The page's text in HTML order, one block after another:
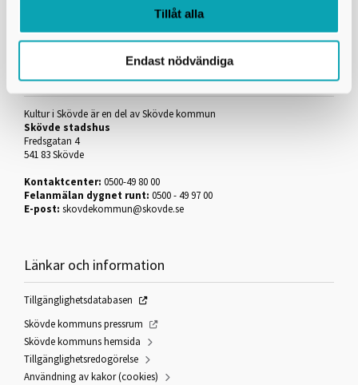
Tillåt alla
Endast nödvändiga
Kontakta oss
Kultur i Skövde är en del av Skövde kommun
Skövde stadshus
Fredsgatan 4
541 83 Skövde
Kontaktcenter: 0500-49 80 00
Felanmälan dygnet runt: 0500 - 49 97 00
E-post: skovdekommun@skovde.se
Länkar och information
Tillgänglighetsdatabasen
Skövde kommuns pressrum
Skövde kommuns hemsida
Tillgänglighetsredogörelse
Användning av kakor (cookies)